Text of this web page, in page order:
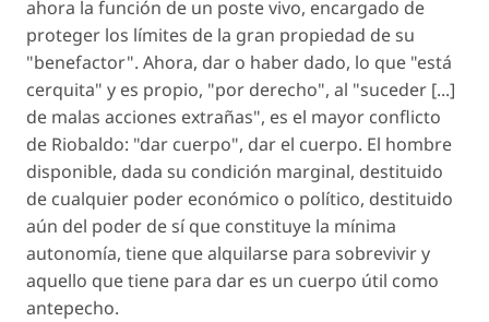
ahora la función de un poste vivo, encargado de
proteger los límites de la gran propiedad de su
"benefactor". Ahora, dar o haber dado, lo que "está
cerquita" y es propio, "por derecho", al "suceder [...]
de malas acciones extrañas", es el mayor conflicto
de Riobaldo: "dar cuerpo", dar el cuerpo. El hombre
disponible, dada su condición marginal, destituido
de cualquier poder económico o político, destituido
aún del poder de sí que constituye la mínima
autonomía, tiene que alquilarse para sobrevivir y
aquello que tiene para dar es un cuerpo útil como
antepecho.